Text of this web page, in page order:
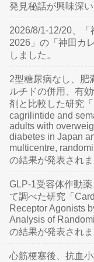
発見秘話が興味深い
2026/8/1-12/20、
2026」の「神田カ
しました。
2型糖尿病なし、肥
ルチドの併用、有
剤と比較した研究
cagrilintide and
adults with
diabetes in Japan
multicentre,
の結果が発表されま
GLP-1受容体作動
て調べた研究「
Receptor Agonists
Analysis of
の結果が発表されま
心筋梗塞後、抗血